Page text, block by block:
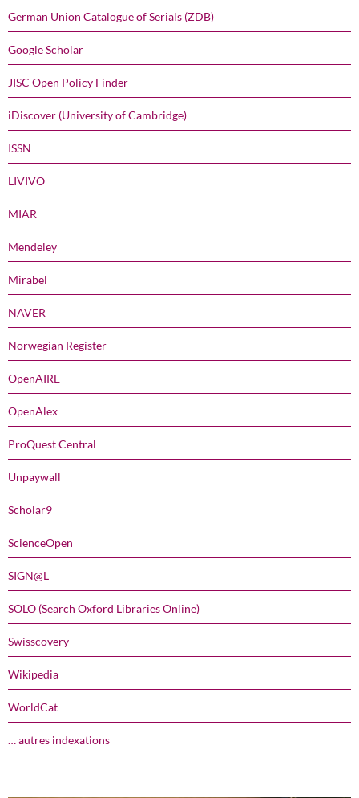
German Union Catalogue of Serials (ZDB)
Google Scholar
JISC Open Policy Finder
iDiscover (University of Cambridge)
ISSN
LIVIVO
MIAR
Mendeley
Mirabel
NAVER
Norwegian Register
OpenAIRE
OpenAlex
ProQuest Central
Unpaywall
Scholar9
ScienceOpen
SIGN@L
SOLO (Search Oxford Libraries Online)
Swisscovery
Wikipedia
WorldCat
… autres indexations